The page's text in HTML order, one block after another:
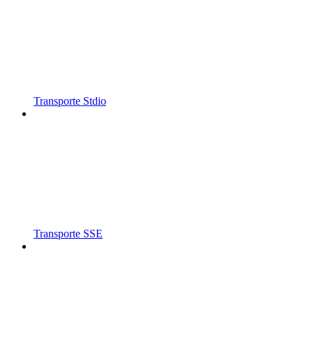
Transporte Stdio
Transporte SSE